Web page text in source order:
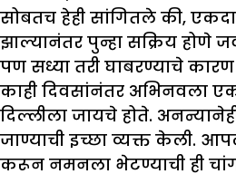
सोबतच हेही सांगितले की, एकदा
झाल्यानंतर पुन्हा सक्रिय
पण सध्या तरी घाबरण्याचे कारण
काही दिवसांनंतर अभिनवला
दिल्लीला जायचे होते.
जाण्याची इच्छा व्यक्त केली.
करून नमनला भेटण्याची ही